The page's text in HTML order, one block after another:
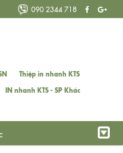
090 2344 718
Thiệp in nhanh KTS
IN nhanh KTS - SP Khác